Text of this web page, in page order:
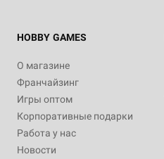
HOBBY GAMES
О магазине
Франчайзинг
Игры оптом
Корпоративные подарки
Работа у нас
Новости